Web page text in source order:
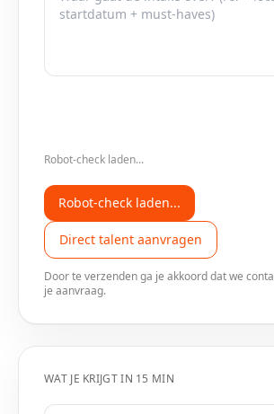
Robot-check laden...
Robot-check laden...
Direct talent aanvragen
Door te verzenden ga je akkoord dat we
je aanvraag.
WAT JE KRIJGT IN 15 MIN